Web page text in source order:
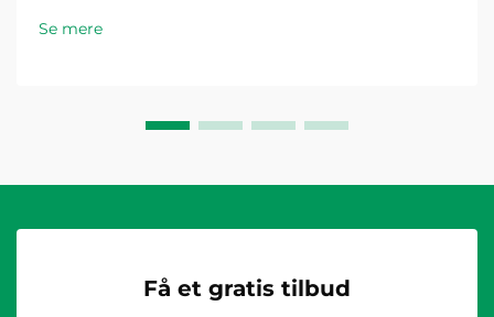
som en spilændrende komponent til elinstallationer...
Se mere
Få et gratis tilbud